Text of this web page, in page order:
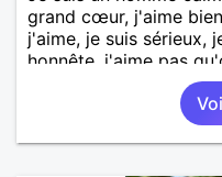
grand cœur, j'aime
j'aime, je suis sérieux,
honnête, j'aime pas
pas les mensonges.
amoureuse et sérieuse.